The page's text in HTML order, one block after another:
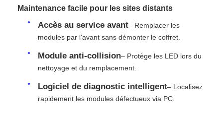
Maintenance facile pour les sites distants
Accès au service avant– Remplacer les
modules par l'avant sans démonter le coffret.
Module anti-collision– Protège les LED lors du
nettoyage et du remplacement.
Logiciel de diagnostic intelligent– Localisez
rapidement les modules défectueux via PC.